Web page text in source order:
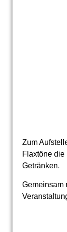
Zum
Flaxtöne die
Getränken.
Gemeinsam